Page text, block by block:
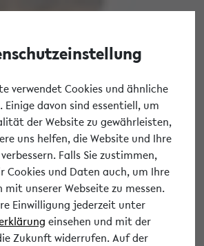
verwendet Cookies und ähnliche
Einige davon sind essentiell, um
der Website zu gewährleisten,
uns helfen, die Website und Ihre
Falls Sie zustimmen,
Cookies und Daten auch, um Ihre
unserer Webseite zu messen.
Einwilligung jederzeit unter
einsehen und mit der
Zukunft widerrufen. Auf der